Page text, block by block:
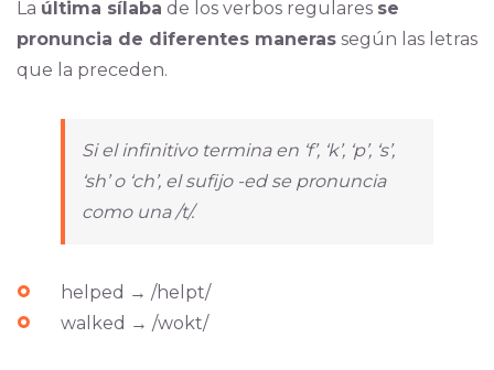
La última sílaba de los verbos regulares se
pronuncia de diferentes manerassegún las letras
que la preceden.
Si el infinitivo termina en ‘f’, ‘k’, ‘p’, ‘s’,
‘sh’ o ‘ch’, el sufijo -ed se pronuncia
como una /t/.
helped → /helpt/
walked → /wokt/